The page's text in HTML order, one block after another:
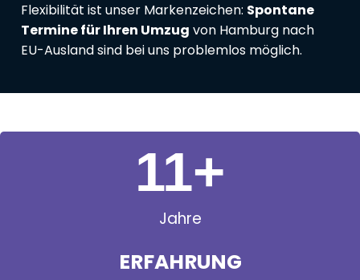
Flexibilität ist unser Markenzeichen: Spontane
Termine für Ihren Umzug von Hamburg nach
EU-Ausland sind bei uns problemlos möglich.
Jahre
ERFAHRUNG
11+